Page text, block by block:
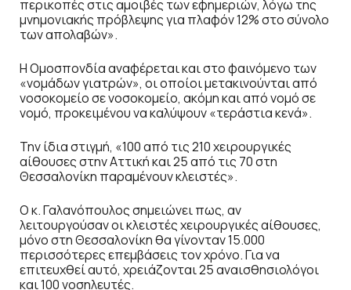
περικοπές στις αμοιβές των εφημεριών, λόγω της
μνημονιακής πρόβλεψης για πλαφόν 12% στο σύνολο
των απολαβών».
Η Ομοσπονδία αναφέρεται και στο φαινόμενο των
«νομάδων γιατρών», οι οποίοι μετακινούνται από
νοσοκομείο σε νοσοκομείο, ακόμη και από νομό σε
νομό, προκειμένου να καλύψουν «τεράστια κενά».
Την ίδια στιγμή, «100 από τις 210 χειρουργικές
αίθουσες στην Αττική και 25 από τις 70 στη
Θεσσαλονίκη παραμένουν κλειστές».
Ο κ. Γαλανόπουλος σημειώνει πως, αν
λειτουργούσαν οι κλειστές χειρουργικές αίθουσες,
μόνο στη Θεσσαλονίκη θα γίνονταν 15.000
περισσότερες επεμβάσεις τον χρόνο. Για να
επιτευχθεί αυτό, χρειάζονται 25 αναισθησιολόγοι
και 100 νοσηλευτές.